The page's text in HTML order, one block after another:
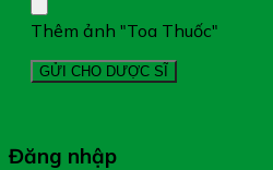
Thêm ảnh "Toa Thuốc"
Đăng nhập